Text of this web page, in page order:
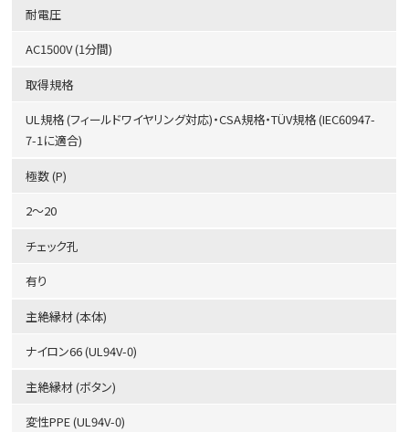
耐電圧
AC1500V (1分間)
取得規格
UL規格 (フィールドワイヤリング対応)・CSA規格・TÜV規格 (IEC60947-
7-1に適合)
極数 (P)
2～20
チェック孔
有り
主絶縁材 (本体)
ナイロン66 (UL94V-0)
主絶縁材 (ボタン)
変性PPE (UL94V-0)